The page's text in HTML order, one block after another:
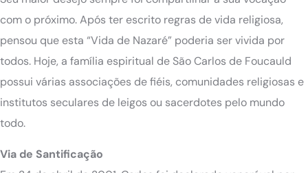
com o próximo. Após ter escrito regras de vida religiosa,
pensou que esta “Vida de Nazaré” poderia ser vivida por
todos. Hoje, a família espiritual de São Carlos de Foucauld
possui várias associações de fiéis, comunidades religiosas e
institutos seculares de leigos ou sacerdotes pelo mundo
todo.
Via de Santificação